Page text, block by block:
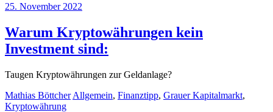
25. November 2022
Warum Kryptowährungen kein
Investment sind:
Taugen Kryptowährungen zur Geldanlage?
Mathias Böttcher Allgemein, Finanztipp, Grauer Kapitalmarkt,
Kryptowährung